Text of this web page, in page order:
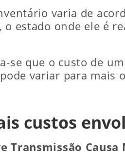
varia de
estado onde ele é
se que o custo de
variar para mais
custos
Transmissão Causa